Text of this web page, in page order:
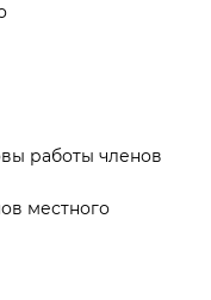
работы членов
местного